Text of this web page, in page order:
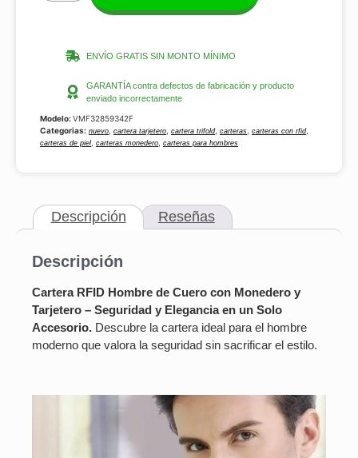
ENVÍO GRATIS SIN MONTO MÍNIMO
GARANTÍA contra defectos de fabricación y producto
enviado incorrectamente
Modelo:VMF32859342F
Categorias: nuevo cartera tarjetero cartera trifold, carteras carteras con rfid,
carteras de piel, carteras monedero carteras para hombres
Descripción Reseñas
Descripción
Cartera RFID Hombre de Cuero con Monedero y
Tarjetero – Seguridad y Elegancia en un Solo
Accesorio. Descubre la cartera ideal para el hombre
moderno que valora la seguridad sin sacrificar el estilo.